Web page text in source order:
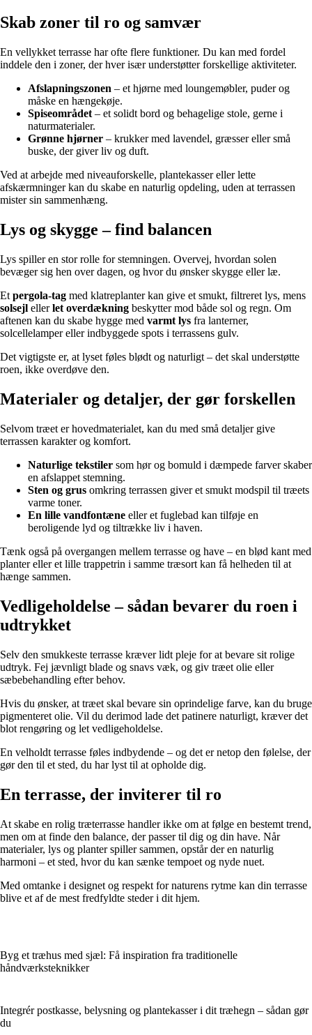
Skab zoner til ro og samvær
En vellykket terrasse har ofte flere funktioner. Du kan med fordel
inddele den i zoner, der hver især understøtter forskellige aktiviteter.
Afslapningszonen – et hjørne med loungemøbler, puder og
måske en hængekøje.
Spiseområdet – et solidt bord og behagelige stole, gerne i
naturmaterialer.
Grønne hjørner – krukker med lavendel, græsser eller små
buske, der giver liv og duft.
Ved at arbejde med niveauforskelle, plantekasser eller lette
afskærmninger kan du skabe en naturlig opdeling, uden at terrassen
mister sin sammenhæng.
Lys og skygge – find balancen
Lys spiller en stor rolle for stemningen. Overvej, hvordan solen
bevæger sig hen over dagen, og hvor du ønsker skygge eller læ.
Et pergola-tag med klatreplanter kan give et smukt, filtreret lys, mens
solsejl ellerlet overdækning beskytter mod både sol og regn. Om
aftenen kan du skabe hygge med varmt lys fra lanterner,
solcellelamper eller indbyggede spots i terrassens gulv.
Det vigtigste er, at lyset føles blødt og naturligt – det skal understøtte
roen, ikke overdøve den.
Materialer og detaljer, der gør forskellen
Selvom træet er hovedmaterialet, kan du med små detaljer give
terrassen karakter og komfort.
Naturlige tekstiler som hør og bomuld i dæmpede farver skaber
en afslappet stemning.
Sten og grus omkring terrassen giver et smukt modspil til træets
varme toner.
En lille vandfontæne eller et fuglebad kan tilføje en
beroligende lyd og tiltrække liv i haven.
Tænk også på overgangen mellem terrasse og have – en blød kant med
planter eller et lille trappetrin i samme træsort kan få helheden til at
hænge sammen.
Vedligeholdelse – sådan bevarer du roen i
udtrykket
Selv den smukkeste terrasse kræver lidt pleje for at bevare sit rolige
udtryk. Fej jævnligt blade og snavs væk, og giv træet olie eller
sæbebehandling efter behov.
Hvis du ønsker, at træet skal bevare sin oprindelige farve, kan du bruge
pigmenteret olie. Vil du derimod lade det patinere naturligt, kræver det
blot rengøring og let vedligeholdelse.
En velholdt terrasse føles indbydende – og det er netop den følelse, der
gør den til et sted, du har lyst til at opholde dig.
En terrasse, der inviterer til ro
At skabe en rolig træterrasse handler ikke om at følge en bestemt trend,
men om at finde den balance, der passer til dig og din have. Når
materialer, lys og planter spiller sammen, opstår der en naturlig
harmoni – et sted, hvor du kan sænke tempoet og nyde nuet.
Med omtanke i designet og respekt for naturens rytme kan din terrasse
blive et af de mest fredfyldte steder i dit hjem.
Byg et træhus med sjæl: Få inspiration fra traditionelle
håndværksteknikker
Integrér postkasse, belysning og plantekasser i dit træhegn – sådan gør
du